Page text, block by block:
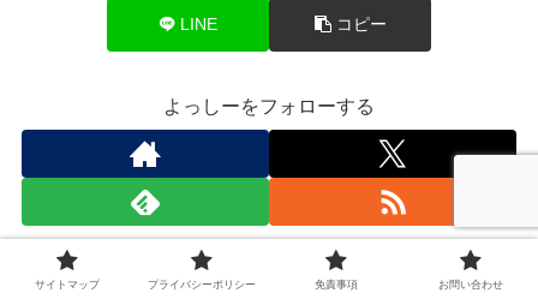
LINE コピー
よっしーをフォローする
よっしー
サイトマップ プライバシーポリシー 免責事項 お問い合わせ